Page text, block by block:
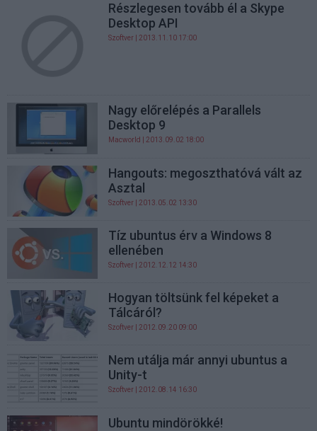
Részlegesen tovább él a Skype
Desktop API
Szoftver | 2013.11.10 17:00
Nagy előrelépés a Parallels
Desktop 9
Macworld | 2013.09.02 18:00
Hangouts: megoszthatóvá vált az
Asztal
Szoftver | 2013.05.02 13:30
Tíz ubuntus érv a Windows 8
ellenében
Szoftver | 2012.12.12 14:30
Hogyan töltsünk fel képeket a
Tálcáról?
Szoftver | 2012.09.20 09:00
Nem utálja már annyi ubuntus a
Unity-t
Szoftver | 2012.08.14 16:30
Ubuntu mindörökké!